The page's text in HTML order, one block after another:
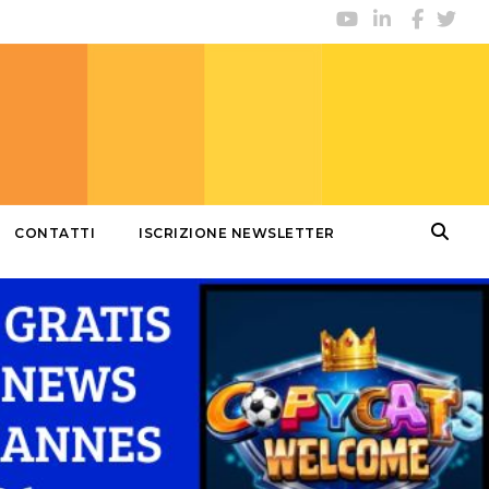
CONTATTI ISCRIZIONE NEWSLETTER